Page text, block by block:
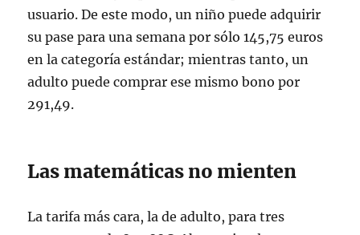
usuario. De este modo, un niño puede adquirir
su pase para una semana por sólo 145,75 euros
en la categoría estándar; mientras tanto, un
adulto puede comprar ese mismo bono por
291,49.
Las matemáticas no mienten
La tarifa más cara, la de adulto, para tres